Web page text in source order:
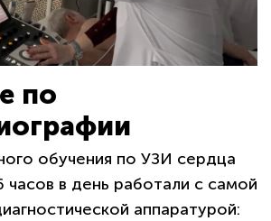
по
обучения по УЗИ сердца
часов в день работали с самой
аппаратурой: